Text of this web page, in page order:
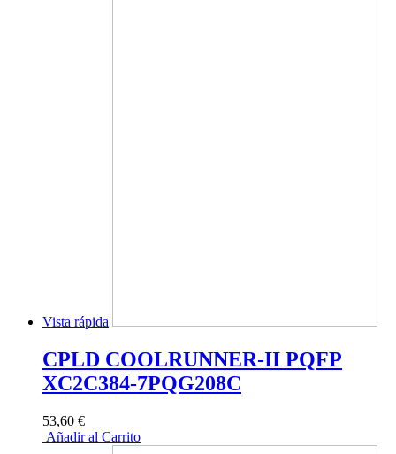
Vista rápida
CPLD COOLRUNNER-II PQFP
XC2C384-7PQG208C
53,60 €
Añadir al Carrito